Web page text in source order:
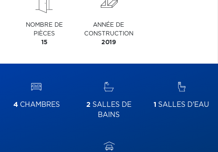
NOMBRE DE
PIÈCES
15
ANNÉE DE
CONSTRUCTION
2019
4CHAMBRES 2 SALLES DE
BAINS
1 SALLES D'EAU